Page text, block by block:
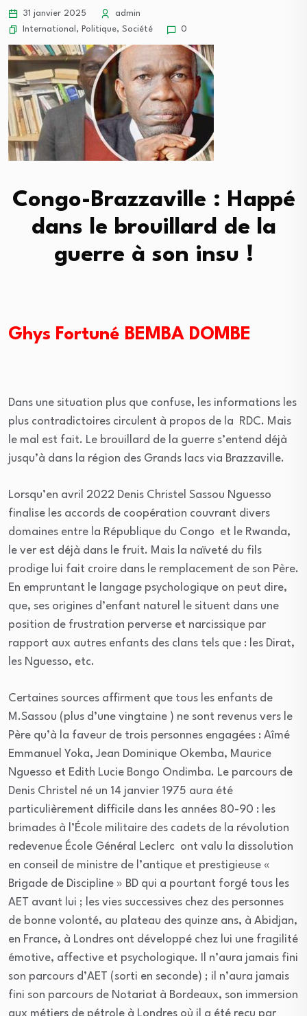
31 janvier 2025
admin
International , Politique, Société 0
Congo-Brazzaville : Happé
dans le brouillard de la
guerre à son insu !
Ghys Fortuné BEMBA DOMBE
Dans une situation plus que confuse, les informations les
plus contradictoires circulent à propos de la RDC. Mais
le mal est fait. Le brouillard de la guerre s’entend déjà
jusqu’à dans la région des Grands lacs via Brazzaville.
Lorsqu’en avril 2022 Denis Christel Sassou Nguesso
finalise les accords de coopération couvrant divers
domaines entre la République du Congo et le Rwanda,
le ver est déjà dans le fruit. Mais la naïveté du fils
prodige lui fait croire dans le remplacement de son Père.
En empruntant le langage psychologique on peut dire,
que, ses origines d’enfant naturel le situent dans une
position de frustration perverse et narcissique par
rapport aux autres enfants des clans tels que : les Dirat,
les Nguesso, etc.
Certaines sources affirment que tous les enfants de
M.Sassou (plus d’une vingtaine ) ne sont revenus vers le
Père qu’à la faveur de trois personnes engagées : Aîmé
Emmanuel Yoka, Jean Dominique Okemba, Maurice
Nguesso et Edith Lucie Bongo Ondimba. Le parcours de
Denis Christel né un 14 janvier 1975 aura été
particulièrement difficile dans les années 80-90 : les
brimades à l’École militaire des cadets de la révolution
redevenue École Général Leclerc ont valu la dissolution
en conseil de ministre de l’antique et prestigieuse «
Brigade de Discipline » BD qui a pourtant forgé tous les
AET avant lui ; les vies successives chez des personnes
de bonne volonté, au plateau des quinze ans, à Abidjan,
en France, à Londres ont développé chez lui une fragilité
émotive, affective et psychologique. Il n’aura jamais fini
son parcours d’AET (sorti en seconde) ; il n’aura jamais
fini son parcours de Notariat à Bordeaux, son immersion